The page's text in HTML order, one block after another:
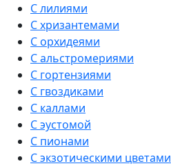
С лилиями
С хризантемами
С орхидеями
С альстромериями
С гортензиями
С гвоздиками
С каллами
С эустомой
С пионами
С экзотическими цветами